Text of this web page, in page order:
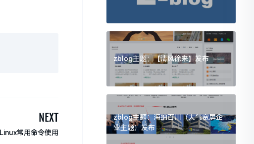
NEXT
Linux常用命令使用
zblog主题：【清风徐来】发布
zblog主题：海纳百川（大气宽屏企
业主题）发布